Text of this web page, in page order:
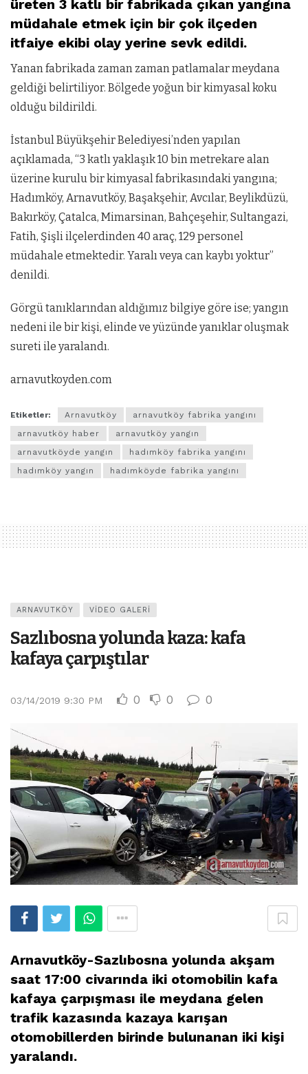
üreten 3 katlı bir fabrikada çıkan yangına
müdahale etmek için bir çok ilçeden
itfaiye ekibi olay yerine sevk edildi.
Yanan fabrikada zaman zaman patlamalar meydana
geldiği belirtiliyor. Bölgede yoğun bir kimyasal koku
olduğu bildirildi.
İstanbul Büyükşehir Belediyesi’nden yapılan
açıklamada, “3 katlı yaklaşık 10 bin metrekare alan
üzerine kurulu bir kimyasal fabrikasındaki yangına;
Hadımköy, Arnavutköy, Başakşehir, Avcılar, Beylikdüzü,
Bakırköy, Çatalca, Mimarsinan, Bahçeşehir, Sultangazi,
Fatih, Şişli ilçelerdinden 40 araç, 129 personel
müdahale etmektedir. Yaralı veya can kaybı yoktur”
denildi.
Görgü tanıklarından aldığımız bilgiye göre ise; yangın
nedeni ile bir kişi, elinde ve yüzünde yanıklar oluşmak
sureti ile yaralandı.
arnavutkoyden.com
Etiketler: Arnavutköy
arnavutköy fabrika yangını
arnavutköy haber
arnavutköy yangın
arnavutköyde yangın
hadımköy fabrika yangını
hadımköy yangın
hadımköyde fabrika yangını
ARNAVUTKÖY VIDEO GALERI
Sazlıbosna yolunda kaza: kafa
kafaya çarpıştılar
03/14/2019 9:30 PM 0 0 0
Arnavutköy-Sazlıbosna yolunda akşam
saat 17:00 civarında iki otomobilin kafa
kafaya çarpışması ile meydana gelen
trafik kazasında kazaya karışan
otomobillerden birinde bulunanan iki kişi
yaralandı.